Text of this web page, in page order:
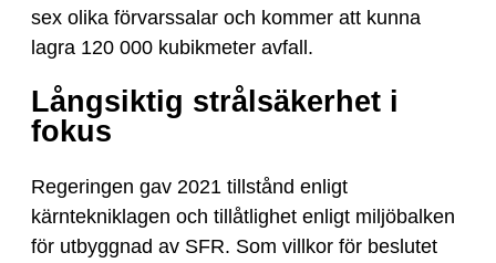
sex olika förvarssalar och kommer att kunna
lagra 120 000 kubikmeter avfall.
Långsiktig strålsäkerhet i
fokus
Regeringen gav 2021 tillstånd enligt
kärntekniklagen och tillåtlighet enligt miljöbalken
för utbyggnad av SFR. Som villkor för beslutet